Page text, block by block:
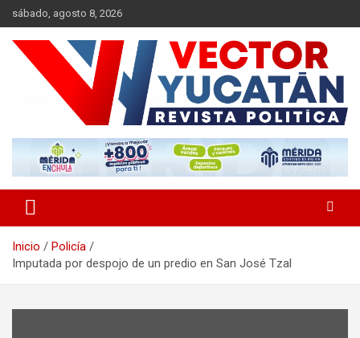
Saltar
al
contenido
sábado, agosto 8, 2026
Vector Yucatán
Inicio
Policía
Imputada por despojo de un predio en San José Tzal